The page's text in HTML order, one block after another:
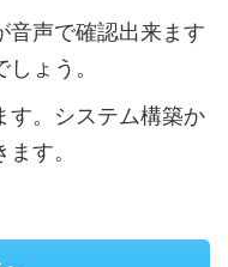
音声で確認出来ます
ょう。
す。システム構築か
す。